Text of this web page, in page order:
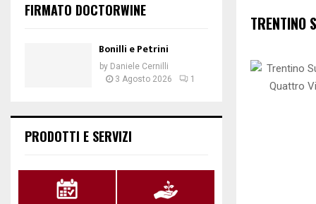
TRENTINO
FIRMATO DOCTORWINE
Bonilli e Petrini
by Daniele Cernilli
3 Agosto 2026
1
PRODOTTI E SERVIZI